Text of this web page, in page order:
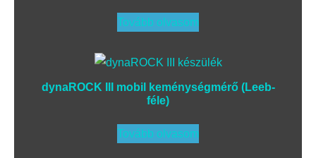
Tovább olvasom
dynaROCK III mobil keménységmérő (Leeb-
féle)
Tovább olvasom